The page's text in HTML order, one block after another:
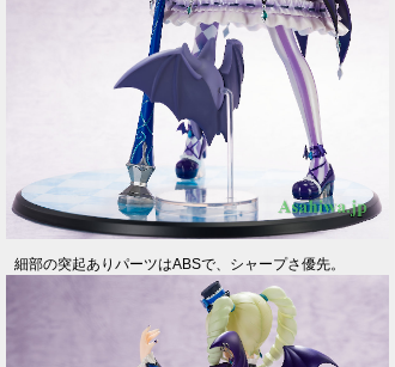
細部の突起ありパーツはABSで、シャープさ優先。